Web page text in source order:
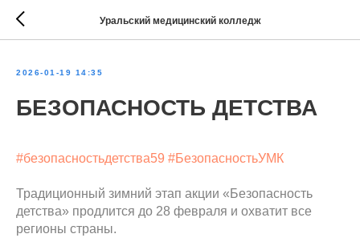
Уральский медицинский колледж
2026-01-19 14:35
БЕЗОПАСНОСТЬ ДЕТСТВА
#безопасностьдетства59 #БезопасностьУМК
Традиционный зимний этап акции «Безопасность
детства» продлится до 28 февраля и охватит все
регионы страны.